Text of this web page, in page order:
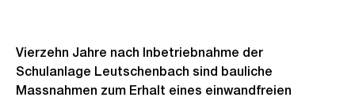
Vierzehn Jahre nach Inbetriebnahme der
Schulanlage Leutschenbach sind bauliche
Massnahmen zum Erhalt eines einwandfreien